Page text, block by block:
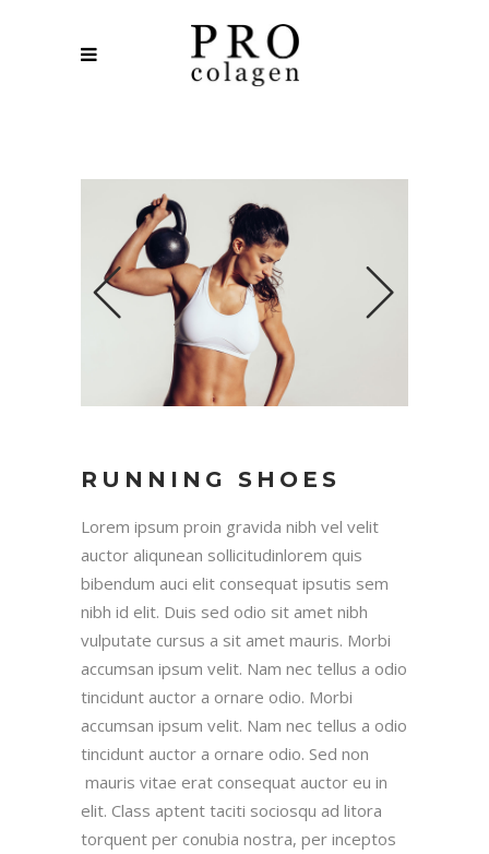
RUNNING SHOES
Lorem ipsum proin gravida nibh vel velit
auctor aliqunean sollicitudinlorem quis
bibendum auci elit consequat ipsutis sem
nibh id elit. Duis sed odio sit amet nibh
vulputate cursus a sit amet mauris. Morbi
accumsan ipsum velit. Nam nec tellus a odio
tincidunt auctor a ornare odio. Morbi
accumsan ipsum velit. Nam nec tellus a odio
tincidunt auctor a ornare odio. Sed non
mauris vitae erat consequat auctor eu in
elit. Class aptent taciti sociosqu ad litora
torquent per conubia nostra, per inceptos